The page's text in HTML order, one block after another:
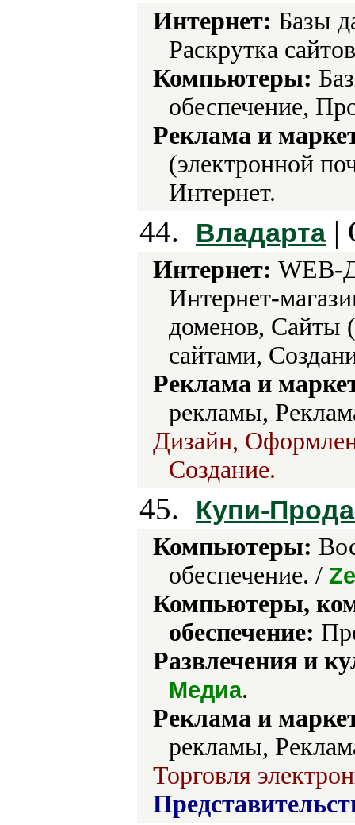
Интернет: Базы
Раскрутка
Компьютеры:
обеспечение,
Реклама и
(электронной
Интернет.
44. Владарта|
Интернет: WEB-
Интернет-
доменов, Сайты
сайтами,
Реклама и
рекламы,
Дизайн,
Создание.
45. Купи-
Компьютеры:
обеспечение. /
Компьютеры,
обеспечение:
Развлечения и
Медиа.
Реклама и
рекламы,
Торговля